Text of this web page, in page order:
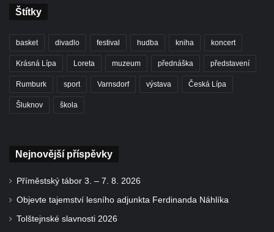
Štítky
basket divadlo festival hudba kniha koncert
Krásná Lípa Loreta muzeum přednáška představení
Rumburk sport Varnsdorf výstava Česká Lípa
Šluknov škola
Nejnovější příspěvky
Příměstský tábor 3. – 7. 8. 2026
Objevte tajemství lesního adjunkta Ferdinanda Náhlíka
Tolštejnské slavnosti 2026